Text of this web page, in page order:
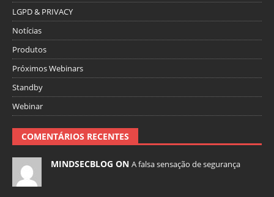
LGPD & PRIVACY
Notícias
Produtos
Próximos Webinars
Standby
Webinar
COMENTÁRIOS RECENTES
MINDSECBLOG ON A falsa sensação de segurança